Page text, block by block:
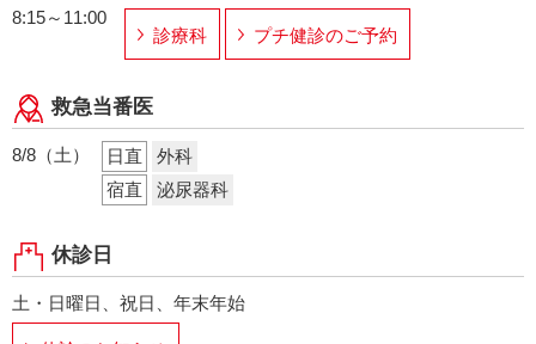
8:15～11:00
診療科
プチ健診のご予約
救急当番医
8/8（土） 日直
外科
宿直
泌尿器科
休診日
土・日曜日、祝日、年末年始